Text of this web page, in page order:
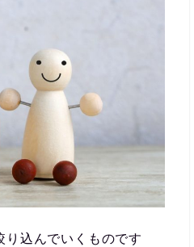
込んでいくものです